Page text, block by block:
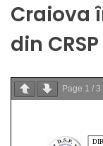
Craiova
din
Page 1 / 3